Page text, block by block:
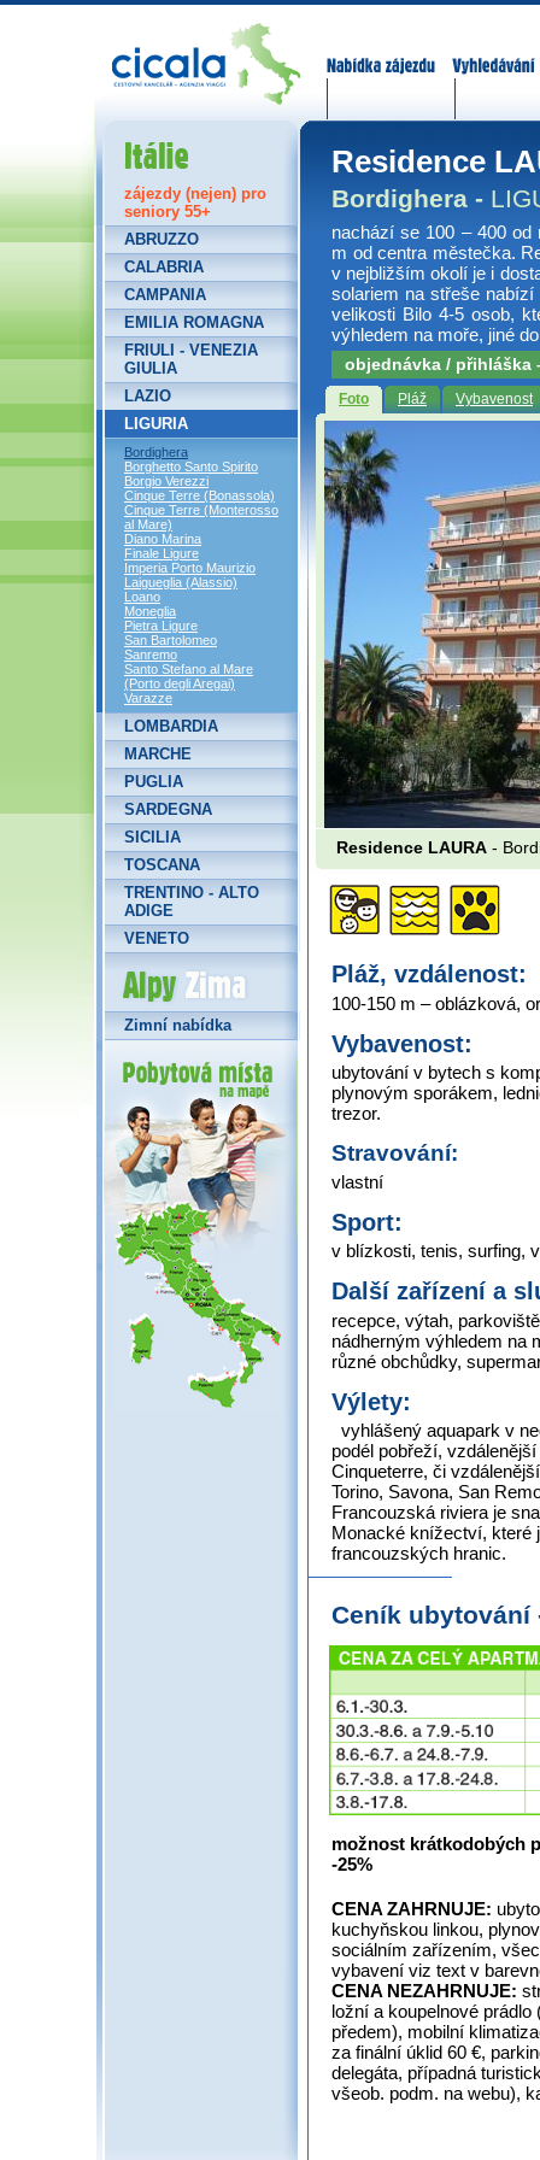
Residence
Bordighera -
nachází se 100 – 400 od
m od centra městečka.
v nejbližším okolí je i
solariem na střeše
velikosti Bilo 4-5 osob,
výhledem na moře, jiné
objednávka / přihláška
Foto Pláž Vybavenost
Residence LAURA -
Pláž, vzdálenost:
100-150 m – oblázková,
Vybavenost:
ubytování v bytech s
plynovým sporákem,
trezor.
Stravování:
vlastní
Sport:
v blízkosti, tenis, surfing,
Další zařízení a
recepce, výtah,
nádherným výhledem na
různé obchůdky,
Výlety:
vyhlášený aquapark v
podél pobřeží,
Cinqueterre, či
Torino, Savona, San
Francouzská riviera je
Monacké knížectví, které
francouzských hranic.
Ceník
možnost krátkodobých
-25%
CENA ZAHRNUJE:
kuchyňskou linkou,
sociálním zařízením,
vybavení viz text v
CENA NEZAHRNUJE:
ložní a koupelnové prádlo
předem), mobilní
za finální úklid 60 €,
delegáta, případná
všeob. podm. na webu),
Itálie
zájezdy (nejen) pro
seniory 55+
ABRUZZO
CALABRIA
CAMPANIA
EMILIA ROMAGNA
FRIULI - VENEZIA
GIULIA
LAZIO
LIGURIA
Bordighera
Borghetto Santo Spirito
Borgio Verezzi
Cinque Terre (Bonassola)
Cinque Terre (Monterosso
al Mare)
Diano Marina
Finale Ligure
Imperia Porto Maurizio
Laigueglia (Alassio)
Loano
Moneglia
Pietra Ligure
San Bartolomeo
Sanremo
Santo Stefano al Mare
(Porto degli Aregai)
Varazze
LOMBARDIA
MARCHE
PUGLIA
SARDEGNA
SICILIA
TOSCANA
TRENTINO - ALTO
ADIGE
VENETO
Alpy Zima
Zimní nabídka